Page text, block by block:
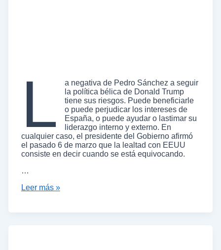
L
a negativa de Pedro Sánchez a seguir
la política bélica de Donald Trump
tiene sus riesgos. Puede beneficiarle
o puede perjudicar los intereses de
España, o puede ayudar o lastimar su
liderazgo interno y externo. En
cualquier caso, el presidente del Gobierno afirmó
el pasado 6 de marzo que la lealtad con EEUU
consiste en decir cuando se está equivocando.
…
Leer más »